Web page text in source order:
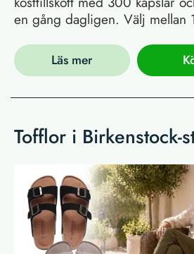
en gång dagligen. Välj mellan
Läs mer
Tofflor i Birkenstock-